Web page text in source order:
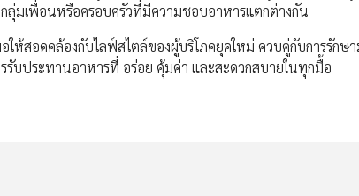
มเพื่อนหรือครอบครัวที่มีความชอบอาหารแตกต่างกัน
ห้สอดคล้องกับไลฟ์สไตล์ของผู้บริโภคยุคใหม่ ควบคู่กับการรักษ
ประทานอาหารที่ อร่อย คุ้มค่า และสะดวกสบายในทุกมื้อ